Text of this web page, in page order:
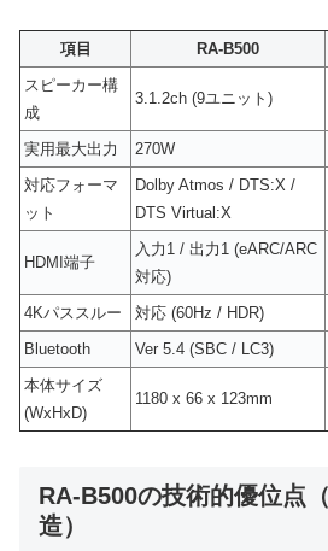
項目 RA-B500
スピーカー構
成
3.1.2ch (9ユニット)
実用最大出力 270W
対応フォーマ
ット
Dolby Atmos / DTS:X /
DTS Virtual:X
HDMI端子
入力1 / 出力1 (eARC/ARC
対応)
4Kパススルー
対応 (60Hz / HDR)
Bluetooth
Ver 5.4 (SBC / LC3)
本体サイズ
(WxHxD)
1180 x 66 x 123mm
RA-B500の技術的優位点
造）